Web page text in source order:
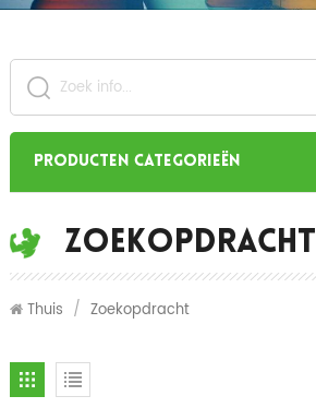
Producten categorieën
Zoekopdracht
Thuis / Zoekopdracht